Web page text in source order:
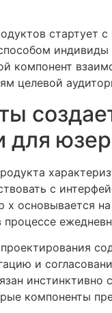
стартует
компонент
целевой
для
с
основывается
и
инстинктивно
компоненты